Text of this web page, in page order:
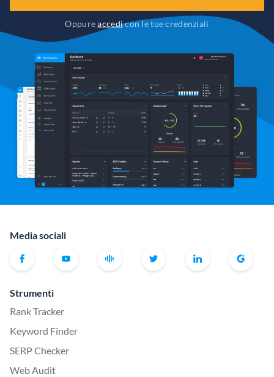
Oppureaccedicon le tue credenziali
Media sociali
Strumenti
Rank Tracker
Keyword Finder
SERP Checker
Web Audit